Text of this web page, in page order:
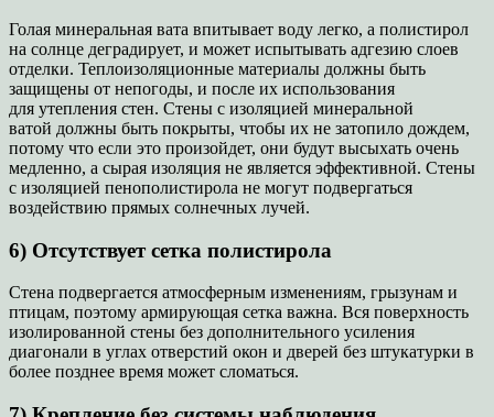
Голая минеральная вата впитывает воду легко, а полистирол
на солнце деградирует, и может испытывать адгезию слоев
отделки. Теплоизоляционные материалы должны быть
защищены от непогоды, и после их использования
для утепления стен. Стены с изоляцией минеральной
ватой должны быть покрыты, чтобы их не затопило дождем,
потому что если это произойдет, они будут высыхать очень
медленно, а сырая изоляция не является эффективной. Стены
с изоляцией пенополистирола не могут подвергаться
воздействию прямых солнечных лучей.
6) Отсутствует сетка полистирола
Стена подвергается атмосферным изменениям, грызунам и
птицам, поэтому армирующая сетка важна. Вся поверхность
изолированной стены без дополнительного усиления
диагонали в углах отверстий окон и дверей без штукатурки в
более позднее время может сломаться.